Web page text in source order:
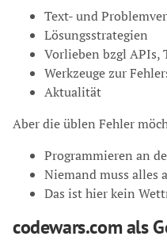
Text- und
Lösungsstrategien
Vorlieben bzgl APIs,
Werkzeuge zur
Aktualität
Aber die üblen Fehler
Programmieren an
Niemand muss alles
Das ist hier kein
codewars.com als